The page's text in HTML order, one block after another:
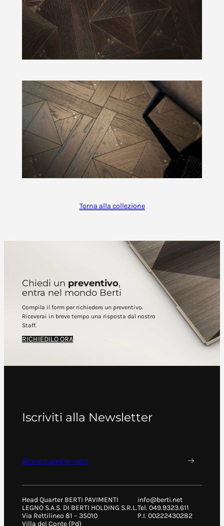
Torna alla collezione
Chiedi un preventivo,
entra nel mondo Berti
Compila il form per richiedere un preventivo.
Riceverai in breve tempo una risposta dal nostro
Staff.
RICHIEDILO ORA
Iscriviti alla Newsletter
Rimani aggiornato
Head Quarter BERTI PAVIMENTI
LEGNO S.A.S. DI BERTI HOLDING S.R.L.
Via Rettilineo 81 – 35010
Villa del Conte (Pd)
info@berti.net
Tel. 049.9323.611
P.I. 00222430282